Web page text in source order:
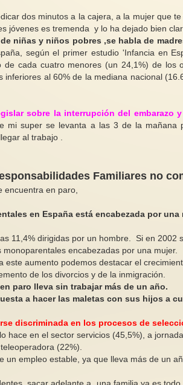
dos minutos a la cajera, a la mujer que
jóvenes es tremenda y lo ha dejado bien
niñas y niños pobres ,se habla de
según el primer estudio 'Infancia en
de cada cuatro menores (un 24,1%) de los
inferiores al 60% de la mediana nacional
sobre la interrupción del embarazo
mi super se levanta a las 3 de la
al trabajo .
Familiares no
encuentra en paro,
en España estáencabezada por una
11,4% dirigidas por un hombre. Si en 2002
encabezadas por una mujer.
este aumento podemos destacar el
de los divorcios y de la inmigración.
paro lleva sin trabajar más de un año.
a hacer las maletas con sus hijos a
discriminada en los procesos de
hace en el sector servicios (45,5%), a
(22%).
un empleo estable, ya que lleva más de un
En el mes
noventa y